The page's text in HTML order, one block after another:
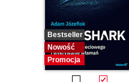
Bestseller
Nowość
Promocja